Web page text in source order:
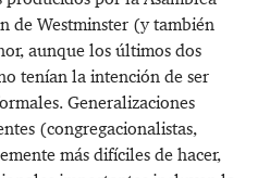
de Westminster (y también
aunque los últimos dos
tenían la intención de ser
Generalizaciones
(congregacionalistas,
más difíciles de hacer,